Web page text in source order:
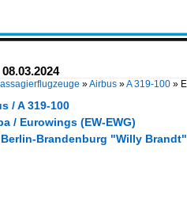
»Airbus »A 319-100 »
/ A 319-100
/ Eurowings (EW-EWG)
Brandenburg "Willy Brandt"